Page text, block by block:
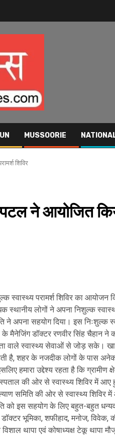
MUSSOORIE
शिविर
ने आयोजित
स्वास्थ्य परामर्श शिविर का
लोगों ने अपना निशुल्क
ने अपना सहयोग दिया। इस निःशुल्क
मैनेजिंग डॉक्टर रणवीर सिंह चैहान ने
वाले स्वास्थ्य सेवाओं से जोड़ सके।
है, शहर के नजदीक लोगों के पास
हमारा उद्देश्य रहता है कि ग्रामीण
की ओर से स्वास्थ्य शिविर में आए
समिति की ओर से स्वास्थ्य शिविर में
को इस सहयोग के लिए बहुत-बहुत
भूमिका, शफीहाद, मनोज, विवेक,
थापा एवं कोषाध्यक्ष टेकू थापा